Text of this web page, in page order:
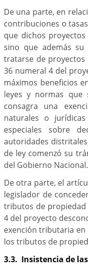
De una parte, en
contribuciones o
que dichos
sino que además
tratarse de
36 numeral 4 del
máximos beneficios
leyes y normas que
consagra una
naturales o
especiales sobre
autoridades
de ley comenzó su
del Gobierno Nacional.
De otra parte, el
legislador de
tributos de propiedad
4 del proyecto
exención tributaria
los tributos de
3.3. Insistencia de